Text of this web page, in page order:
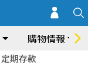
購物情報
定期存款